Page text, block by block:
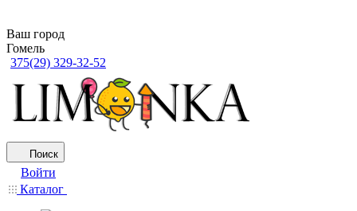
Ваш город
Гомель
375(29) 329-32-52
Поиск
Войти
Каталог